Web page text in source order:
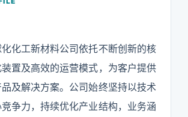
化工新材料公司依托不断创新的核
置及高效的运营模式，为客户提供
及解决方案。公司始终坚持以技术
争力，持续优化产业结构，业务涵